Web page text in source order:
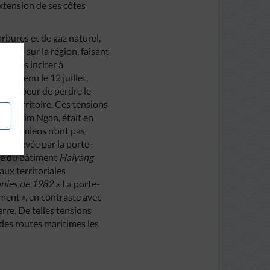
de ses côtes
et de gaz naturel,
sur la région, faisant
les inciter à
survenu le 12 juillet,
de peur de perdre le
ce territoire. Ces tensions
Kim Ngan, était en
n’ont pas
soulevée par la porte-
du bâtiment Haiyang
territoriales
de 1982 ». La porte-
», en contraste avec
De telles tensions
routes maritimes les